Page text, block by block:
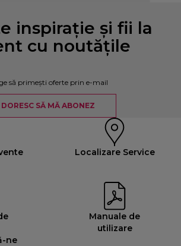
inspirație și fii la
cu noutățile
să primești oferte prin e-mail
DORESC SĂ MĂ ABONEZ
Localizare Service
ne
Manuale de
utilizare